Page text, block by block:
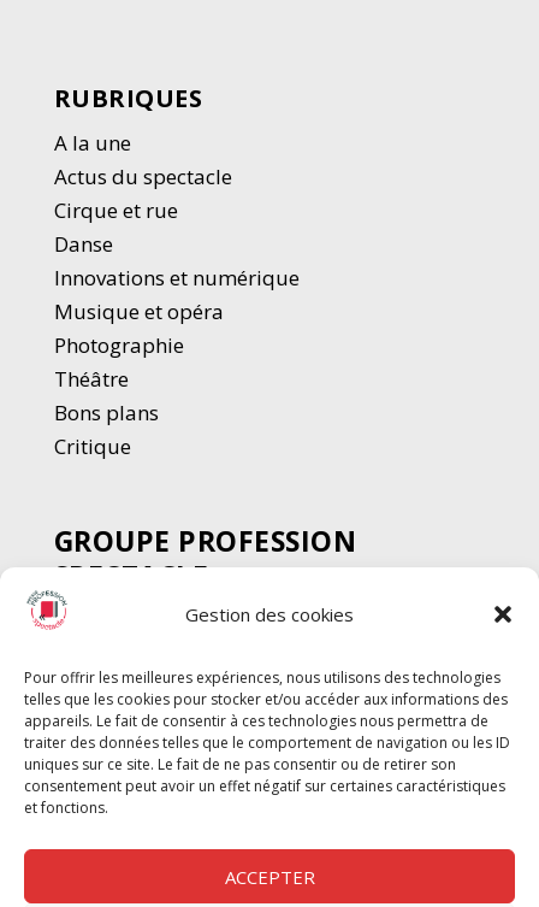
Gestion des cookies
Pour offrir les meilleures expériences, nous utilisons des technologies
telles que les cookies pour stocker et/ou accéder aux informations des
appareils. Le fait de consentir à ces technologies nous permettra de
traiter des données telles que le comportement de navigation ou les ID
uniques sur ce site. Le fait de ne pas consentir ou de retirer son
consentement peut avoir un effet négatif sur certaines caractéristiques
et fonctions.
ACCEPTER
RUBRIQUES
A la une
Actus du spectacle
Cirque et rue
Danse
Innovations et numérique
Musique et opéra
Photographie
Théâtre
Bons plans
Critique
GROUPE PROFESSION
SPECTACLE
Chèque Intermittents
Chèque Compta
Chèque Emploi Spectacle
G-Pods
Profession Audio-visuel